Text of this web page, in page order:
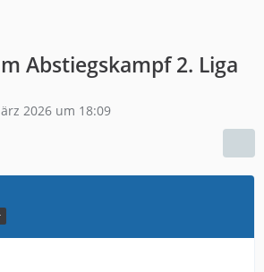
Abstiegskampf 2. Liga
2026 um 18:09